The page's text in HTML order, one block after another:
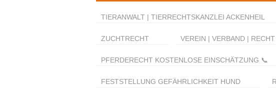
TIERANWALT | TIERRECHTSKANZLEI ACKENHEIL
ZUCHTRECHT VEREIN | VERBAND | RECHT
PFERDERECHT KOSTENLOSE EINSCHÄTZUNG 📞
FESTSTELLUNG GEFÄHRLICHKEIT HUND